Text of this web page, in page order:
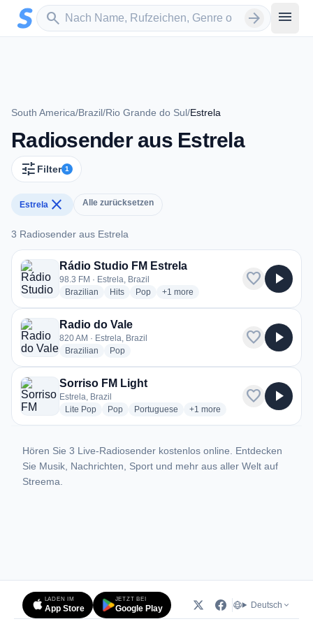
Zum Hauptinhalt springen
search
Sender suchen arrow_forward menu
South America/Brazil/Rio Grande do Sul/Estrela
Radiosender aus Estrela
tune Filter 1
Estrela close Alle zurücksetzen
3 Radiosender aus Estrela
3 Radiosender aus Estrela
Rádio Studio FM Estrela
98.3 FM · Estrela, Brazil
Brazilian radio stations
Hitsradio stations
Popradio stations
+1 more genres for Rádio Studio FM
more
favorite play_arrow
Radio do Vale
820 AM · Estrela, Brazil
Brazilian radio stations
Popradio stations
favorite play_arrow
Sorriso FM Light
Estrela, Brazil
Lite Popradio stations
Popradio stations
Portuguese radio stations
+1 more genres for Sorriso FM
more
favorite play_arrow
Hören Sie 3 Live-Radiosender kostenlos online. Entdecken
Sie Musik, Nachrichten, Sport und mehr aus aller Welt auf
Streema.
LADEN IM
App Store
JETZT BEI
Google Play Deutsch